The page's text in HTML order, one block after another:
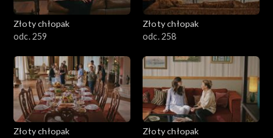
Złoty chłopak
odc. 259
Złoty chłopak
odc. 258
Złoty chłopak
Złoty chłopak